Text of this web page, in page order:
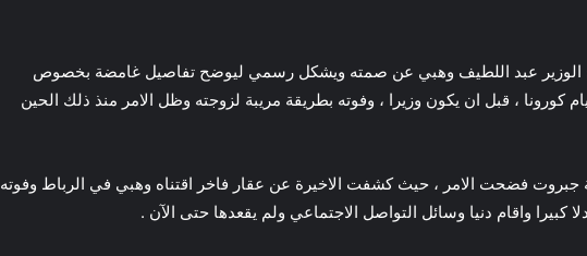
الوزير عبد اللطيف وهبي عن صمته ويشكل رسمي ليوضح تفاصيل غامضة بخصوص
كورونا ، قبل ان يكون وزيرا ، وفوته بطريقة مريبة لزوجته وظل الامر منذ ذلك الحين
فضحت الامر ، حيث كشفت الاخيرة عن عقار فاخر اقتناه وهبي في الرباط وفوته
كبيرا واقام دنيا وسائل التواصل الاجتماعي ولم يقعدها حتى الآن .